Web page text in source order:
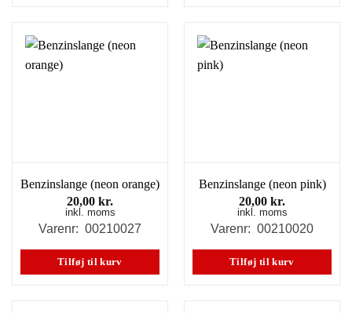
Benzinslange (neon orange)
20,00 kr.
inkl. moms
Varenr: 00210027
Tilføj til kurv
Benzinslange (neon pink)
20,00 kr.
inkl. moms
Varenr: 00210020
Tilføj til kurv